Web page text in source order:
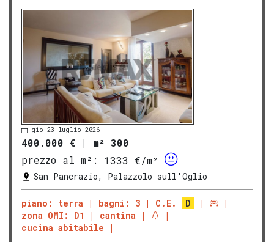
gio 23 luglio 2026
400.000 € | m² 300
prezzo al m²:
1333 €/m²
San Pancrazio, Palazzolo sull'Oglio
piano: terra bagni: 3 C.E.
D
zona OMI: D1
cantina
cucina abitabile